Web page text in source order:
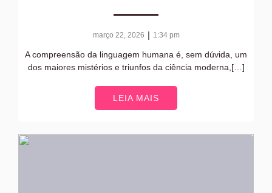
março 22, 2026 | 1:34 pm
A compreensão da linguagem humana é, sem dúvida, um
dos maiores mistérios e triunfos da ciência moderna,[…]
LEIA MAIS